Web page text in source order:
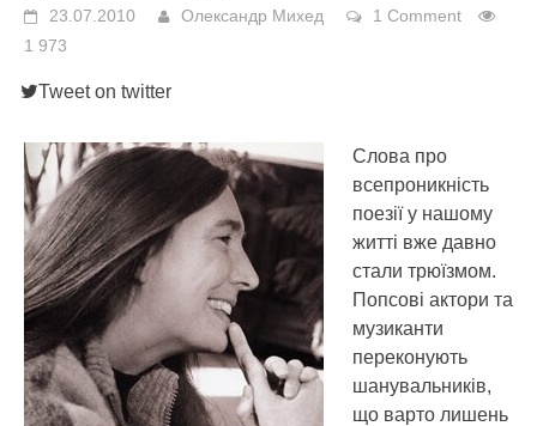
23.07.2010 Олександр Михед
1 Comment
1 973
Tweet on twitter
Слова про
всепроникність
поезії у нашому
житті вже давно
стали трюїзмом.
Попсові актори та
музиканти
переконують
шанувальників,
що варто лишень